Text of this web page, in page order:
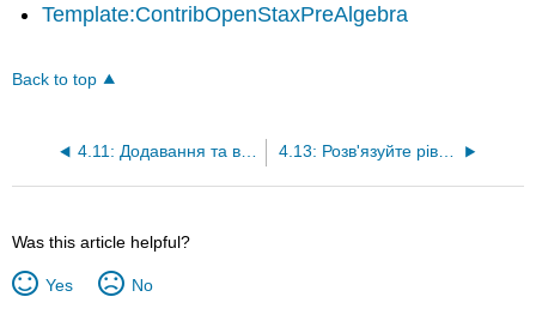
Template:ContribOpenStaxPreAlgebra
Back to top
4.11: Додавання та віднімання мішаних чисел (частина 2) 4.13: Розв'язуйте рівняння з дробами (частина 2)
Was this article helpful?
Yes No